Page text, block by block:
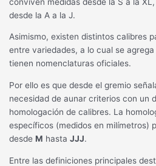
desde la A a la J.
Asimismo, existen distintos calibres
entre variedades, a lo cual se
tienen nomenclaturas oficiales.
Por ello es que desde el gremio
necesidad de aunar criterios con un
homologación de calibres. La
específicos (medidos en milímetros)
desdeM hastaJJJ.
Entre las definiciones principales